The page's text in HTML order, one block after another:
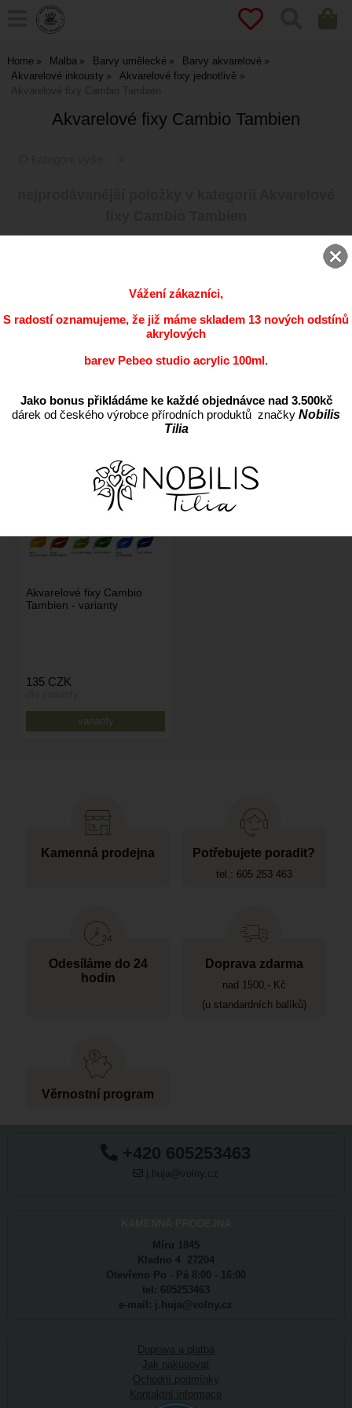
Home Malba Barvy umělecké
Barvy akvarelové
Akvarelové inkousty
Akvarelové fixy jednotlivě
Akvarelové fixy Cambio Tambien
Akvarelové fixy Cambio Tambien
Doporučujeme. Nejlevnější
Nejdražší Nejprodávanější
Akvarelové fixy Cambio
Tambien - varianty
varianty
135 CZK
Kamenná prodejna Potřebujete poradit?
tel.: 605 253 463
Odesíláme do 24
hodin
Doprava zdarma
nad 1500,- Kč
(u standardních balíků)
Věrnostní program
+420 605253463
j.huja@volny.cz
Míru 1845
Kladno 4 27204
Otevřeno Po - Pá 8:00 - 16:00
tel: 605253463
e-mail: j.huja@volny.cz
Doprava a platba
Jak nakupovat
Ochodní podmínky
Kontaktní informace
Vážení zákazníci,
S radostí oznamujeme, že již máme skladem 13 nových odstínů
akrylových
barev Pebeo studio acrylic 100ml.
Jako bonus přikládáme ke každé objednávce nad 3.500kč
dárek od českého výrobce přírodních produktů značky Nobilis
Tilia